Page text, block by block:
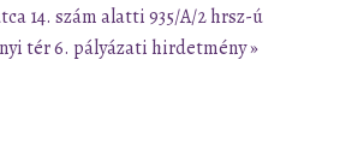
14. szám alatti 935/A/2 hrsz-ú
tér 6. pályázati hirdetmény »